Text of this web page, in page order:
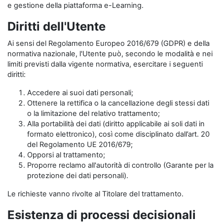
e gestione della piattaforma e-Learning.
Diritti dell'Utente
Ai sensi del Regolamento Europeo 2016/679 (GDPR) e della
normativa nazionale, l'Utente può, secondo le modalità e nei
limiti previsti dalla vigente normativa, esercitare i seguenti
diritti:
Accedere ai suoi dati personali;
Ottenere la rettifica o la cancellazione degli stessi dati
o la limitazione del relativo trattamento;
Alla portabilità dei dati (diritto applicabile ai soli dati in
formato elettronico), così come disciplinato dall’art. 20
del Regolamento UE 2016/679;
Opporsi al trattamento;
Proporre reclamo all'autorità di controllo (Garante per la
protezione dei dati personali).
Le richieste vanno rivolte al Titolare del trattamento.
Esistenza di processi decisionali